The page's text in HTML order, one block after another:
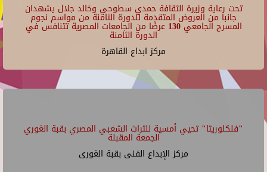
تحت رعاية وزيرة الثقافة حمدي سطوحي وخالد جلال يشهدان
جانبا من العروض المتقدمة للدورة الثامنة من مواسم نجوم
المسرح الجامعي 130 عرضًا من الجامعات المصرية تتنافس في
الدورة الثامنة
مركز ابداع القاهرة
"فلكلوريتا" تحيي أمسية للتراث الشعبي المصري بقبة الغوري
الجمعة المقبلة
مركز الإبداع الفنى بقبة الغورى